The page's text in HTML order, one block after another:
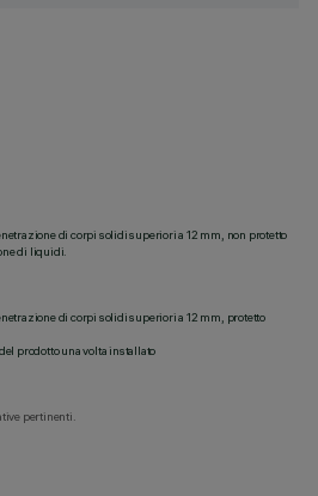
di corpi solidi superiori a 12 mm, non protetto
di liquidi.
di corpi solidi superiori a 12 mm, protetto
prodotto una volta installato
pertinenti.